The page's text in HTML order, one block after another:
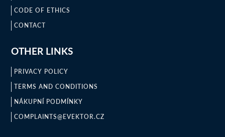
CODE OF ETHICS
CONTACT
OTHER LINKS
PRIVACY POLICY
TERMS AND CONDITIONS
NÁKUPNÍ PODMÍNKY
COMPLAINTS@EVEKTOR.CZ